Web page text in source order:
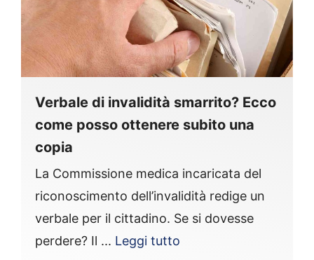
Verbale di invalidità smarrito? Ecco
come posso ottenere subito una
copia
La Commissione medica incaricata del
riconoscimento dell’invalidità redige un
verbale per il cittadino. Se si dovesse
perdere? Il ... Leggi tutto